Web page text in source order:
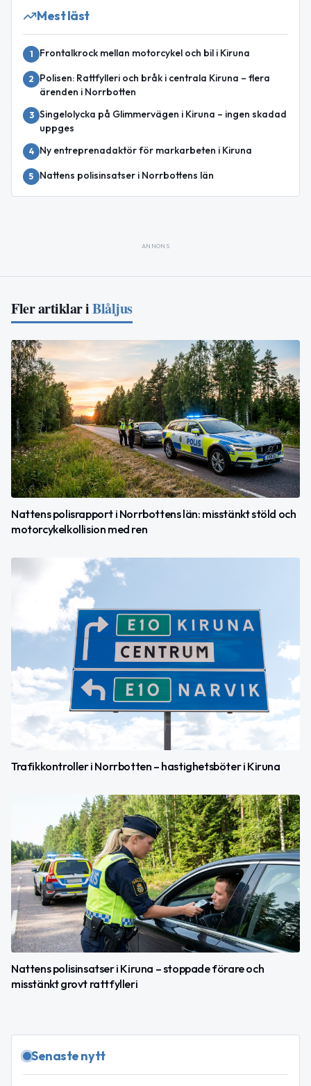
Mest läst
1 Frontalkrock mellan motorcykel och bil i Kiruna
2
Polisen: Rattfylleri och bråk i centrala Kiruna – flera
ärenden i Norrbotten
3 Singelolycka på Glimmervägen i Kiruna – ingen skadad
uppges
4 Ny entreprenadaktör för markarbeten i Kiruna
5 Nattens polisinsatser i Norrbottens län
ANNONS
Fler artiklar iBlåljus
Nattens polisrapport i Norrbottens län: misstänkt stöld och
motorcykelkollision med ren
Trafikkontroller i Norrbotten – hastighetsböter i Kiruna
Nattens polisinsatser i Kiruna – stoppade förare och
misstänkt grovt rattfylleri
Senaste nytt